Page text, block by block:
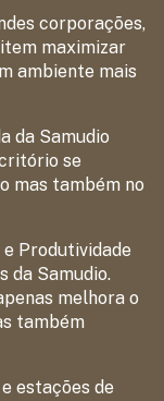
corporações,
maximizar
ambiente mais
da Samudio
se
mas também no
Produtividade
da Samudio.
melhora o
também
estações de